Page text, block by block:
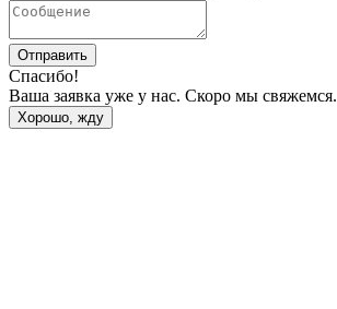
Отправить
Спасибо!
Ваша заявка уже у нас. Скоро мы свяжемся.
Хорошо, жду